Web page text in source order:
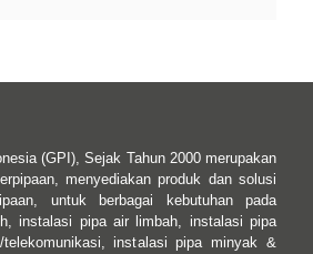
(GPI), Sejak Tahun 2000 merupakan
menyediakan produk dan solusi
untuk berbagai kebutuhan pada
instalasi pipa air limbah, instalasi pipa
instalasi pipa minyak &